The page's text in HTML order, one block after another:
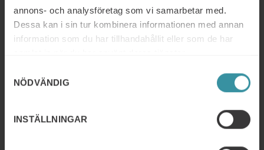
annons- och analysföretag som vi samarbetar med.
Dessa kan i sin tur kombinera informationen med annan
information som du har tillhandahållit eller som de har
NÖDVÄNDIG
INSTÄLLNINGAR
Läs mer